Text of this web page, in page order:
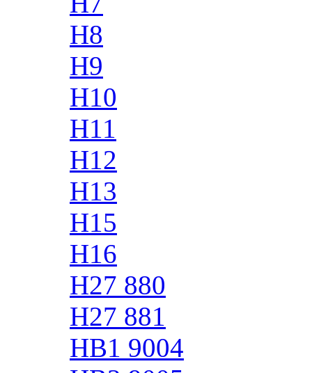
H8
H9
H10
H11
H12
H13
H15
H16
H27 880
H27 881
HB1 9004